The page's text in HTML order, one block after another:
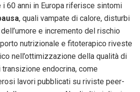
60 anni in Europa riferisce sintomi
, quali vampate di calore, disturbi
e incremento del rischio
nutrizionale e fitoterapico riveste
nell’ottimizzazione della qualità di
endocrina, come
lavori pubblicati su riviste peer-